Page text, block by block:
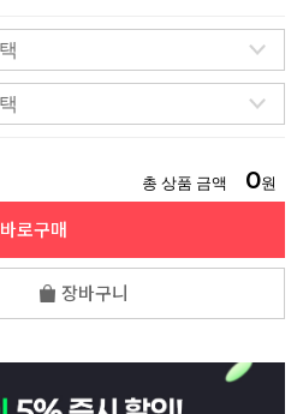
총 상품 금액 0원
바로구매
장바구니